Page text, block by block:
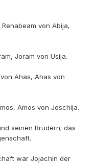
von Abija,
Joram von Usija.
Ahas, Ahas von
Amos von Joschija.
seinen Brüdern; das
war Jojachin der